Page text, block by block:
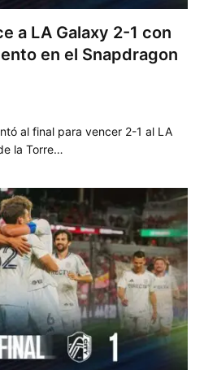
a LA Galaxy 2-1 con
en el Snapdragon
al final para vencer 2-1 al LA
la Torre…